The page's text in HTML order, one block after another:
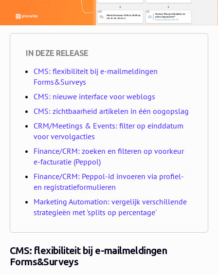
IN DEZE RELEASE
CMS: flexibiliteit bij e-mailmeldingen
Forms&Surveys
CMS: nieuwe interface voor weblogs
CMS: zichtbaarheid artikelen in één oogopslag
CRM/Meetings & Events: filter op einddatum
voor vervolgacties
Finance/CRM: zoeken en filteren op voorkeur
e-facturatie (Peppol)
Finance/CRM: Peppol-id invoeren via profiel-
en registratieformulieren
Marketing Automation: vergelijk verschillende
strategieën met 'splits op percentage'
CMS: flexibiliteit bij e-mailmeldingen
Forms&Surveys